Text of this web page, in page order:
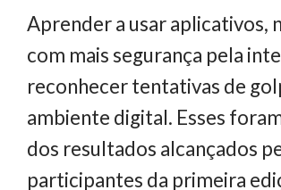
Aprender a usar aplicativos,
com mais segurança pela
reconhecer tentativas de
ambiente digital. Esses
dos resultados alcançados
participantes da primeira